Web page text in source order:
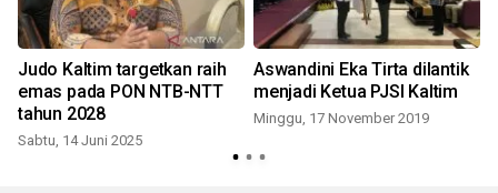
Judo Kaltim targetkan raih
emas pada PON NTB-NTT
tahun 2028
Sabtu, 14 Juni 2025
Aswandini Eka Tirta dilantik
menjadi Ketua PJSI Kaltim
Minggu, 17 November 2019